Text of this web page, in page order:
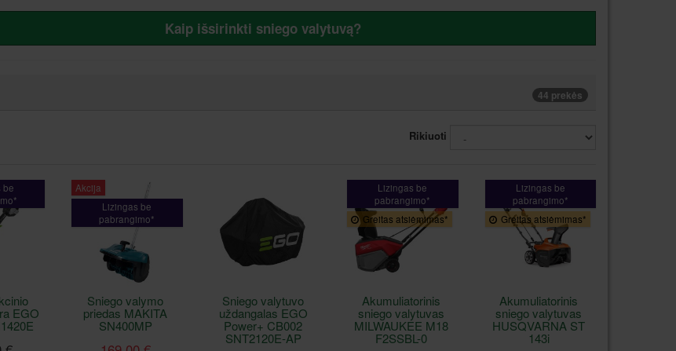
Kaip išsirinkti sniego valytuvą?
44 prekės
Rikiuoti
be
EGO
Akcija
Lizingas be
pabrangimo*
Sniego valymo
priedas MAKITA
SN400MP
Sniego valytuvo
uždangalas EGO
Power+ CB002
SNT2120E-AP
Lizingas be
pabrangimo*
Greitas atsiėmimas*
Akumuliatorinis
sniego valytuvas
MILWAUKEE M18
F2SSBL-0
Lizingas be
pabrangimo*
Greitas atsiėmimas*
Akumuliatorinis
sniego valytuvas
HUSQVARNA ST
143i